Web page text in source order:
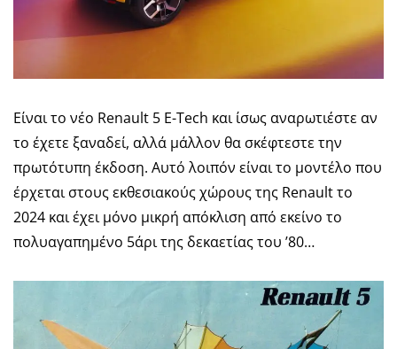
Είναι το νέο Renault 5 E-Tech και ίσως αναρωτιέστε αν
το έχετε ξαναδεί, αλλά μάλλον θα σκέφτεστε την
πρωτότυπη έκδοση. Αυτό λοιπόν είναι το μοντέλο που
έρχεται στους εκθεσιακούς χώρους της Renault το
2024 και έχει μόνο μικρή απόκλιση από εκείνο το
πολυαγαπημένο 5άρι της δεκαετίας του ’80…